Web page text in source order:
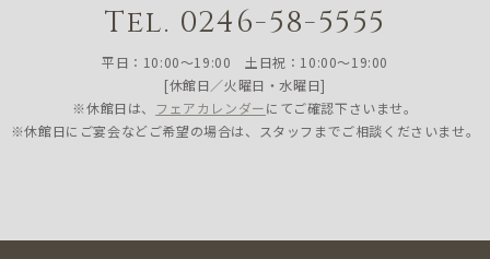
Tel. 0246-58-5555
平日：10:00〜19:00 土日祝：10:00〜19:00
[休館日／火曜日・水曜日]
※休館日は、 フェアカレンダーにてご確認下さいませ。
※休館日にご宴会などご希望の場合は、スタッフまでご相談くださいませ。